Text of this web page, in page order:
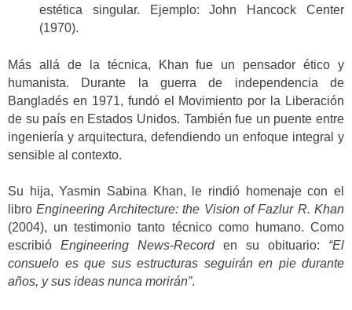
estética singular. Ejemplo: John Hancock Center
(1970).
Más allá de la técnica, Khan fue un pensador ético y
humanista. Durante la guerra de independencia de
Bangladés en 1971, fundó el Movimiento por la Liberación
de su país en Estados Unidos. También fue un puente entre
ingeniería y arquitectura, defendiendo un enfoque integral y
sensible al contexto.
Su hija, Yasmin Sabina Khan, le rindió homenaje con el
libroEngineering Architecture: the Vision of Fazlur R. Khan
(2004), un testimonio tanto técnico como humano. Como
escribió Engineering News-Recorden su obituario: “El
consuelo es que sus estructuras seguirán en pie durante
años, y sus ideas nunca morirán”.